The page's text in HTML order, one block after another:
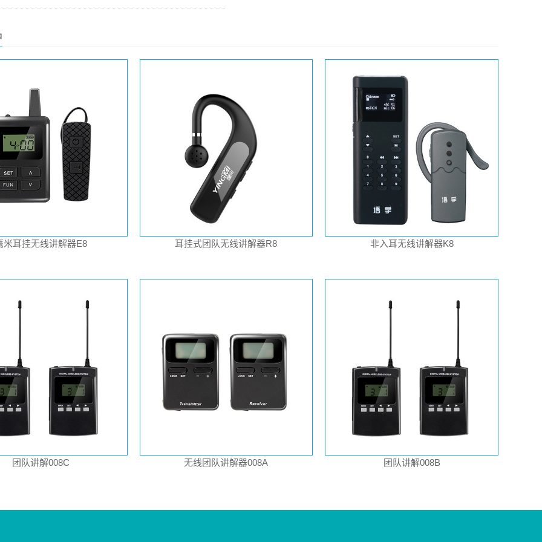
米耳挂无线讲解器E8 耳挂式团队无线讲解器R8 非入耳无线讲解器K8
团队讲解008C 无线团队讲解器008A 团队讲解008B